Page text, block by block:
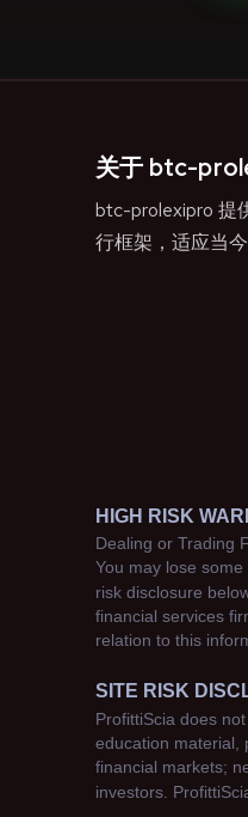
关于 btc-
btc-prolexipro 提
行框架，适应当今